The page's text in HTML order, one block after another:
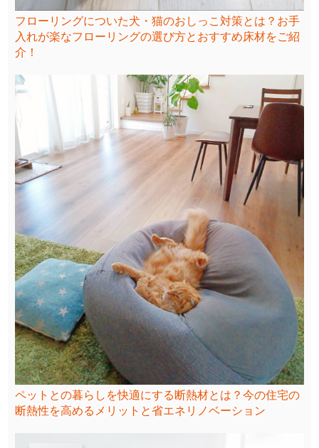
フローリングについた犬・猫のおしっこ対策とは？お手
入れが楽なフローリングの選び方とおすすめ床材をご紹
介！
ペットとの暮らしを快適にする断熱材とは？今の住宅の
断熱性を高めるメリットと省エネリノベーション